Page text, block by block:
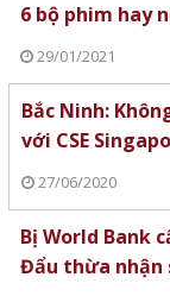
6 bộ phim hay
29/01/2021
Bắc Ninh:
với CSE
27/06/2020
Bị World Bank
Đẩu thừa nhận